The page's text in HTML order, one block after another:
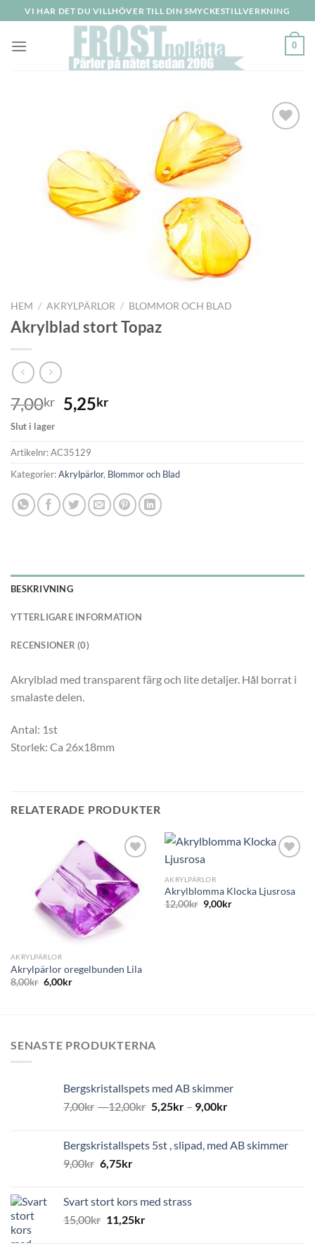
to
content
VI HAR DET DU VILLHÖVER TILL DIN SMYCKESTILLVERKNING
0
HEM / AKRYLPÄRLOR / BLOMMOR OCH BLAD
Akrylblad stort Topaz
7,00kr 5,25kr
Slut i lager
Artikelnr:AC35129
Kategorier:Akrylpärlor, Blommor och Blad
BESKRIVNING
YTTERLIGARE INFORMATION
RECENSIONER (0)
Akrylblad med transparent färg och lite detaljer. Hål borrat i
smalaste delen.
Antal: 1st
Storlek: Ca 26x18mm
RELATERADE PRODUKTER
AKRYLPÄRLOR
Akrylpärlor oregelbunden Lila
8,00kr 6,00kr
AKRYLPÄRLOR
Akrylblomma Klocka Ljusrosa
12,00kr 9,00kr
SENASTE PRODUKTERNA
Bergskristallspets med AB skimmer
7,00kr –12,00kr 5,25kr– 9,00kr
Bergskristallspets 5st , slipad, med AB skimmer
9,00kr 6,75kr
Svart stort kors med strass
15,00kr 11,25kr